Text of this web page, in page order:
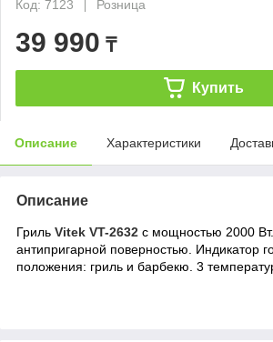
Код: 7123
Розница
39 990 ₸
Купить
Описание Характеристики
Описание
Гриль Vitek VT-2632 с мощностью 2000
антипригарной поверностью. Индикатор
положения: гриль и барбекю. 3